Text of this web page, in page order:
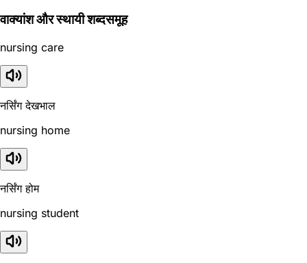
वाक्यांश और स्थायी शब्दसमूह
nursing care
नर्सिंग देखभाल
nursing home
नर्सिंग होम
nursing student